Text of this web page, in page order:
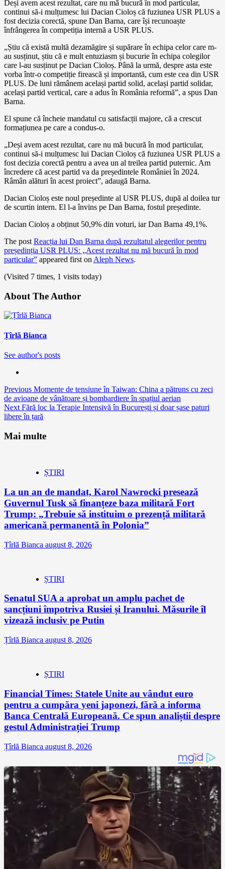
Deși avem acest rezultat, care nu mă bucură în mod particular,
continui să-i mulțumesc lui Dacian Cioloș că fuziunea USR PLUS a
fost decizia corectă, spune Dan Barna, care își recunoaște
înfrângerea în competiția internă a USR PLUS.
„Știu că există multă dezamăgire și supărare în echipa celor care m-
au susținut, știu că e mult entuziasm și bucurie în echipa colegilor
care l-au susținut pe Dacian Cioloș. Până la urmă, despre asta este
vorba într-o competiție firească și importantă, cum este cea din USR
PLUS. De luni rămânem același partid solid, același partid solidar,
același partid vertical, care a adus în România reformă”, a spus Dan
Barna.
El spune că încheie mandatul cu satisfacții majore, că a crescut
formațiunea pe care a condus-o.
„Deși avem acest rezultat, care nu mă bucură în mod particular,
continui să-i mulțumesc lui Dacian Cioloș că fuziunea USR PLUS a
fost decizia corectă pentru a avea un al treilea partid puternic. Am
încredere că acest partid va da președintele României în 2024.
Râmân alături în acest proiect”, adaugă Barna.
Dacian Cioloș este noul președinte al USR PLUS, după al doilea tur
de scurtin intern. El l-a învins pe Dan Barna, fostul președinte.
Dacian Cioloș a obținut 50,9% din voturi, iar Dan Barna 49,1%.
The post Reacția lui Dan Barna după rezultatul alegerilor pentru
președinția USR PLUS: „Acest rezultat nu mă bucură în mod
particular” appeared first on Aleph News.
(Visited 7 times, 1 visits today)
About The Author
Țîrlă Bianca
See author's posts
Continue
Reading
Previous Momente de tensiune în Taiwan: China a pătruns cu zeci
de avioane de vânătoare și bombardiere în spațiul aerian
Next Fără loc la Terapie Intensivă în București și doar șase paturi
libere în țară
Mai multe
ȘTIRI
La un an de mandat, Karol Nawrocki presează
Guvernul Tusk să finanțeze baza militară Fort
Trump: „Trebuie să instituim o prezență militară
americană permanentă în Polonia”
Țîrlă Bianca august 8, 2026
ȘTIRI
Senatul SUA a aprobat un amplu pachet de
sancțiuni împotriva Rusiei și Iranului. Măsurile îl
vizează inclusiv pe Putin
Țîrlă Bianca august 8, 2026
ȘTIRI
Financial Times: Statele Unite au vândut euro
pentru a cumpăra yeni japonezi, fără a informa
Banca Centrală Europeană. Ce spun analiștii despre
gestul Administrației Trump
Țîrlă Bianca august 8, 2026